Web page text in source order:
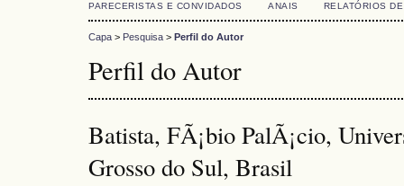
PARECERISTAS E CONVIDADOS
ANAIS RELATÓRIOS
Capa > Pesquisa > Perfil do Autor
Perfil do Autor
Batista, FÃ¡bio PalÃ¡cio,
Grosso do Sul, Brasil